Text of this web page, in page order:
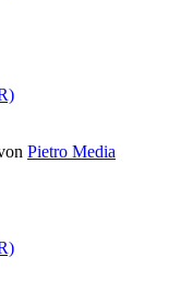
Pietro Media